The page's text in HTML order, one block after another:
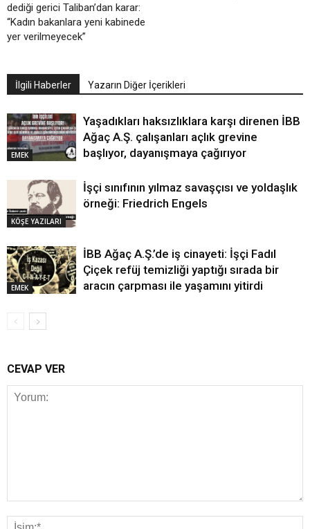
dediği gerici Taliban’dan karar:
“Kadın bakanlara yeni kabinede
yer verilmeyecek”
İlgili Haberler Yazarın Diğer İçerikleri
EMEK
Yaşadıkları haksızlıklara karşı direnen İBB
Ağaç A.Ş. çalışanları açlık grevine
başlıyor, dayanışmaya çağırıyor
KÖŞE YAZILARI
İşçi sınıfının yılmaz savaşçısı ve yoldaşlık
örneği: Friedrich Engels
EMEK
İBB Ağaç A.Ş.’de iş cinayeti: İşçi Fadıl
Çiçek refüj temizliği yaptığı sırada bir
aracın çarpması ile yaşamını yitirdi
CEVAP VER